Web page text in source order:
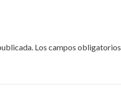
Los campos